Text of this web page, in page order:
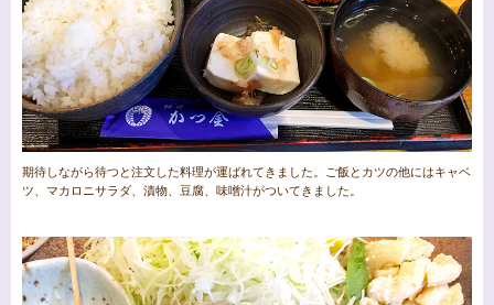
期待しながら待つと注文した料理が運ばれてきました。ご飯とカツの他にはキャベ
ツ、マカロニサラダ、漬物、豆腐、味噌汁がついてきました。